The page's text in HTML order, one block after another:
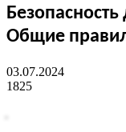
Общие
03.07.2024
1825